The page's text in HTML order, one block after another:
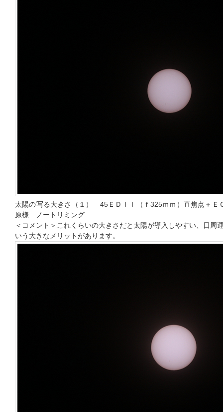
太陽の写る大きさ（１） 45ＥＤＩＩ（ｆ325ｍｍ）直焦点＋
原様 ノートリミング
＜コメント＞これくらいの大きさだと太陽が導入しやすい、日周
いう大きなメリットがあります。